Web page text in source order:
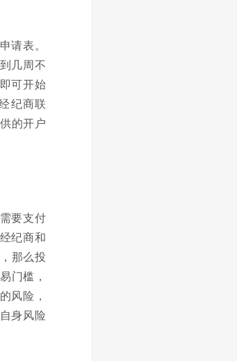
请表。
几周不
可开始
纪商联
的开户
要支付
纪商和
那么投
门槛，
风险，
身风险